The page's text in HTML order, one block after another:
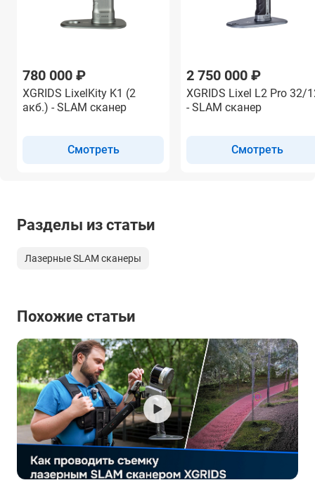
780 000 ₽
XGRIDS LixelKity K1 (2
акб.) - SLAM сканер
Смотреть
2 750 000 ₽
XGRIDS Lixel L2 Pro 32/
- SLAM сканер
Смотреть
Разделы из статьи
Лазерные SLAM сканеры
Похожие статьи